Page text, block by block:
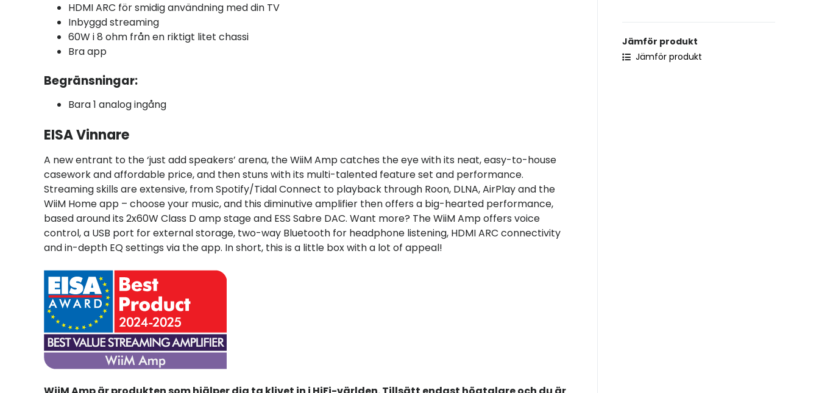
HDMI ARC för smidig användning med din TV
Inbyggd streaming
60W i 8 ohm från en riktigt litet chassi
Bra app
Begränsningar:
Bara 1 analog ingång
EISA Vinnare
A new entrant to the ‘just add speakers’ arena, the WiiM Amp catches the eye with its neat, easy-to-house
casework and affordable price, and then stuns with its multi-talented feature set and performance.
Streaming skills are extensive, from Spotify/Tidal Connect to playback through Roon, DLNA, AirPlay and the
WiiM Home app – choose your music, and this diminutive amplifier then offers a big-hearted performance,
based around its 2x60W Class D amp stage and ESS Sabre DAC. Want more? The WiiM Amp offers voice
control, a USB port for external storage, two-way Bluetooth for headphone listening, HDMI ARC connectivity
and in-depth EQ settings via the app. In short, this is a little box with a lot of appeal!
Jämför produkt
Jämför produkt